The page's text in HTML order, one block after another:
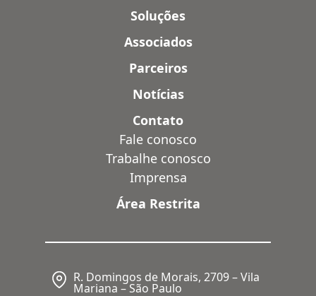
Soluções
Associados
Parceiros
Notícias
Contato
Fale conosco
Trabalhe conosco
Imprensa
Área Restrita
R. Domingos de Morais, 2709 – Vila
Mariana – São Paulo